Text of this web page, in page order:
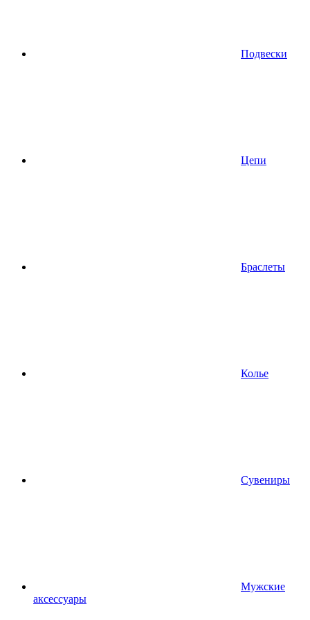
Подвески
Цепи
Браслеты
Колье
Сувениры
Мужские
аксессуары